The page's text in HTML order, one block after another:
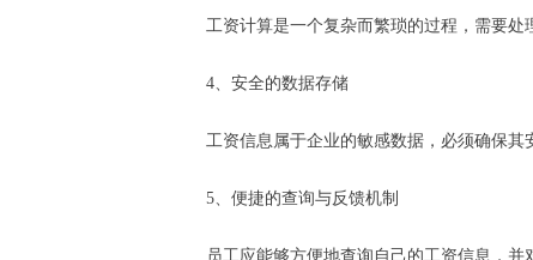
工资计算是一个复杂而繁琐的过程，需要
4、安全的数据存储
工资信息属于企业的敏感数据，必须确保
5、便捷的查询与反馈机制
员工应能够方便地查询自己的工资信息，